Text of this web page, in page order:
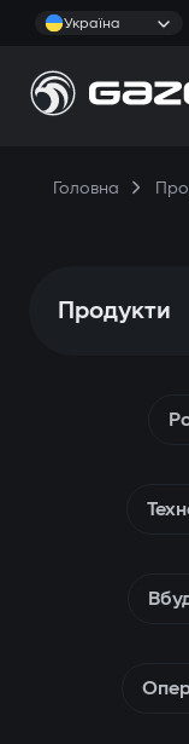
Україна
Головна
Продукти